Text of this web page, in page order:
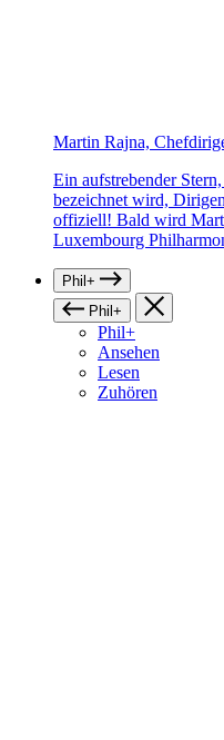
Martin Rajna,
Ein aufstrebender
bezeichnet wird,
offiziell! Bald wird
Luxembourg
Phil+
Phil+
Phil+
Ansehen
Lesen
Zuhören